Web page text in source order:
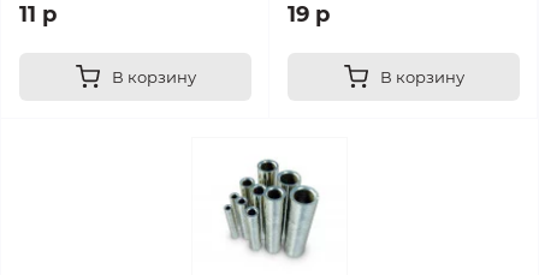
11 р
В корзину
19 р
В корзину